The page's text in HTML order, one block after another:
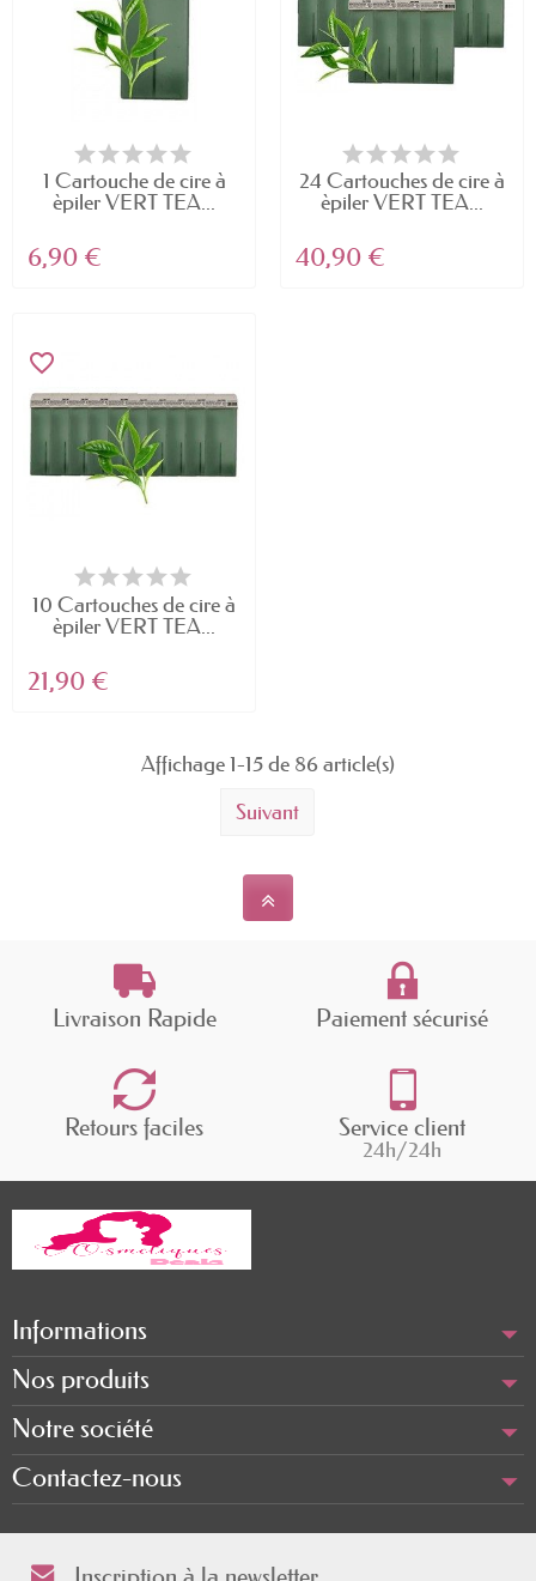
1 Cartouche de cire à
èpiler VERT TEA...
6,90 €
24 Cartouches de cire à
èpiler VERT TEA...
40,90 €
favorite_border
10 Cartouches de cire à
èpiler VERT TEA...
21,90 €
Affichage 1-15 de 86 article(s)
Suivant
Livraison Rapide Paiement sécurisé
Retours faciles Service client
24h/24h
Informations
Nos produits
Notre société
Contactez-nous